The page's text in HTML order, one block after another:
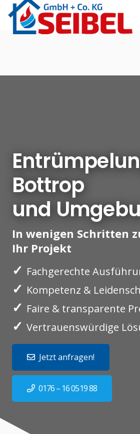
Bottrop
und
In wenigen Schritten
Ihr Projekt
✓ Fachgerechte
✓ Kompetenz &
✓ Faire & transparente
✓ Vertrauenswürdige
Jetzt anfragen!
0176 – 16 0519 88